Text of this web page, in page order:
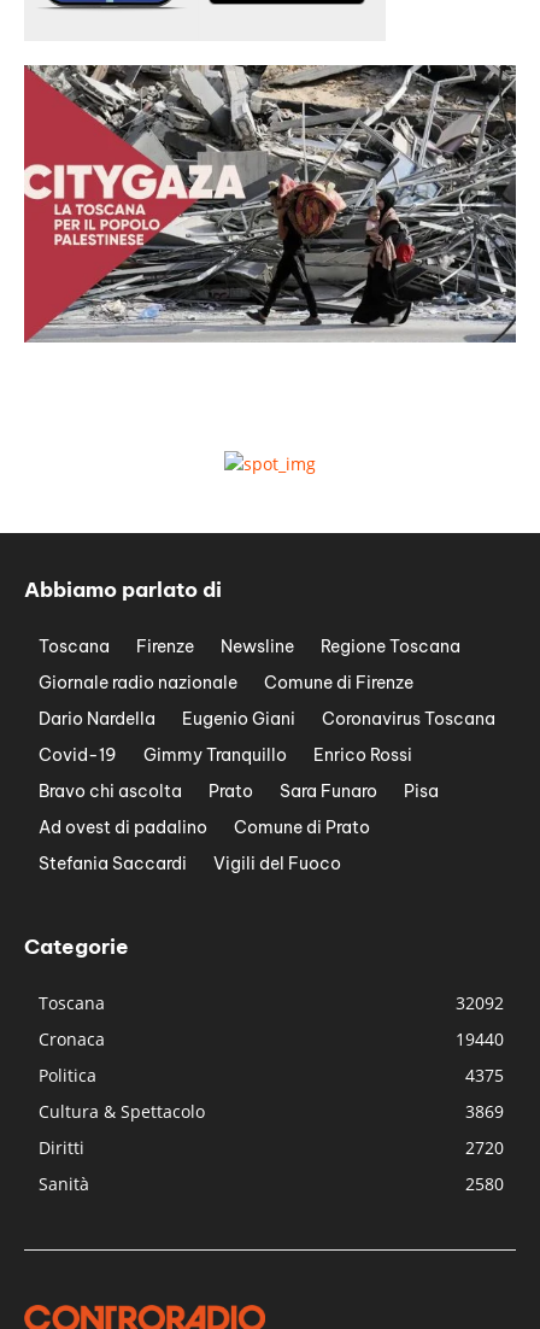
Abbiamo parlato di
Toscana Firenze Newsline
Regione Toscana
Giornale radio nazionale
Comune di Firenze
Dario Nardella
Eugenio Giani
Coronavirus Toscana
Covid-19
Gimmy Tranquillo
Enrico Rossi
Bravo chi ascolta
Prato Sara Funaro
Pisa
Ad ovest di padalino
Comune di Prato
Stefania Saccardi
Vigili del Fuoco
Categorie
Toscana
32092
Cronaca
19440
Politica
4375
Cultura & Spettacolo
3869
Diritti
2720
Sanità
2580